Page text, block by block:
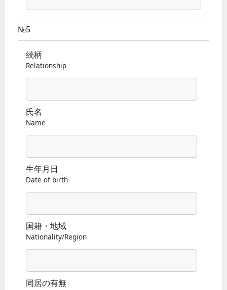
№5
続柄
Relationship
氏名
Name
生年月日
Date of birth
国籍・地域
Nationality/Region
同居の有無